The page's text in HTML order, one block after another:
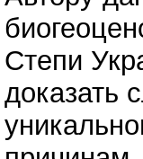
Степи
доказать